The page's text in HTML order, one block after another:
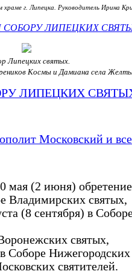
г. Липецка. Руководитель Ирина
ЛИПЕЦКИХ
Липецких святых.
Космы и Дамиана села
ЛИПЕЦКИХ
Московский и
мая (2 июня)
Владимирских святых,
(8 сентября) в
святых,
Соборе
святителей.